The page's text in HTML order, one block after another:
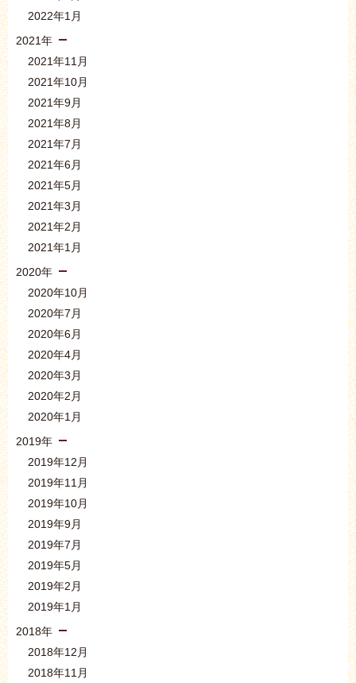
2022年1月
2021年
2021年11月
2021年10月
2021年9月
2021年8月
2021年7月
2021年6月
2021年5月
2021年3月
2021年2月
2021年1月
2020年
2020年10月
2020年7月
2020年6月
2020年4月
2020年3月
2020年2月
2020年1月
2019年
2019年12月
2019年11月
2019年10月
2019年9月
2019年7月
2019年5月
2019年2月
2019年1月
2018年
2018年12月
2018年11月